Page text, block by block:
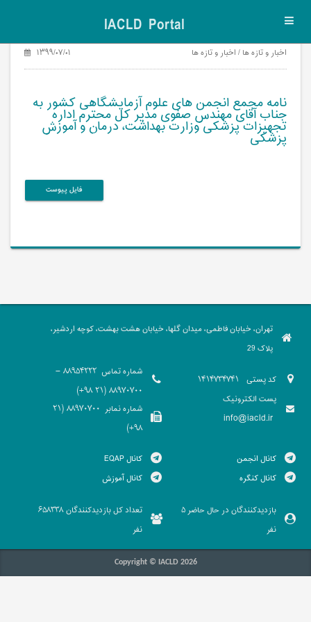
IACLD Portal
اخبار و تازه ها / اخبار و تازه ها ۱۳۹۹/۰۷/۰۱
نامه مجمع انجمن های علوم آزمایشگاهی کشور به
جناب آقای مهندس صفوی مدیر کل محترم اداره
تجهیزات پزشکی وزارت بهداشت، درمان و آموزش
پزشکی
فایل پیوست
تهران، خیابان فاطمی، میدان گلها، خیابان هشت بهشت، کوچه اردشیر،
پلاک 29
کد پستی
پست الکترونیک
info@iacld.ir
شماره تماس
88954222 -
88970700 (21 98+)
شماره نمابر
88970700 (21
98+)
کانال انجمن
کانال کنگره
کانال EQAP
کانال آموزش
بازدیدکنندگان در حال حاضر 5
نفر
تعداد کل بازدیدکنندگان 658338
نفر
Copyright © IACLD 2026